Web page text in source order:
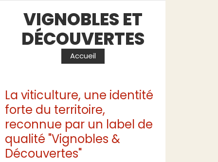
VIGNOBLES ET
DÉCOUVERTES
Accueil
La viticulture, une identité
forte du territoire,
reconnue par un label de
qualité "Vignobles &
Découvertes"